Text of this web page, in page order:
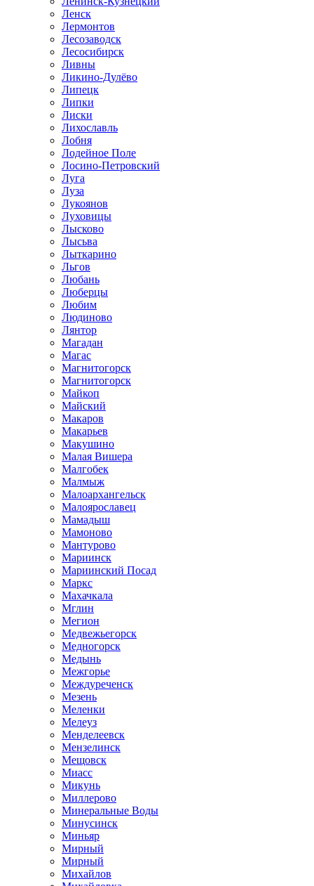
Ленск
Лермонтов
Лесозаводск
Лесосибирск
Ливны
Ликино-Дулёво
Липецк
Липки
Лиски
Лихославль
Лобня
Лодейное Поле
Лосино-Петровский
Луга
Луза
Лукоянов
Луховицы
Лысково
Лысьва
Лыткарино
Льгов
Любань
Люберцы
Любим
Людиново
Лянтор
Магадан
Магас
Магнитогорск
Магнитогорск
Майкоп
Майский
Макаров
Макарьев
Макушино
Малая Вишера
Малгобек
Малмыж
Малоархангельск
Малоярославец
Мамадыш
Мамоново
Мантурово
Мариинск
Мариинский Посад
Маркс
Махачкала
Мглин
Мегион
Медвежьегорск
Медногорск
Медынь
Межгорье
Междуреченск
Мезень
Меленки
Мелеуз
Менделеевск
Мензелинск
Мещовск
Миасс
Микунь
Миллерово
Минеральные Воды
Минусинск
Миньяр
Мирный
Мирный
Михайлов